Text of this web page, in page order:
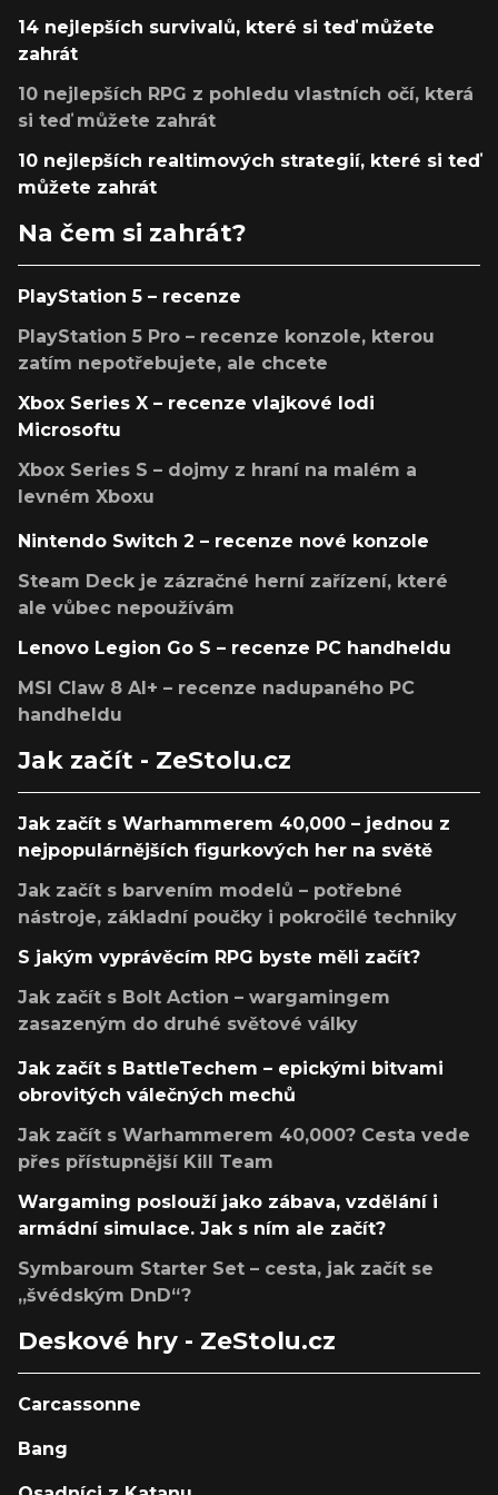
14 nejlepších survivalů, které si teď můžete
zahrát
10 nejlepších RPG z pohledu vlastních očí, která
si teď můžete zahrát
10 nejlepších realtimových strategií, které si teď
můžete zahrát
Na čem si zahrát?
PlayStation 5 – recenze
PlayStation 5 Pro – recenze konzole, kterou
zatím nepotřebujete, ale chcete
Xbox Series X – recenze vlajkové lodi
Microsoftu
Xbox Series S – dojmy z hraní na malém a
levném Xboxu
Nintendo Switch 2 – recenze nové konzole
Steam Deck je zázračné herní zařízení, které
ale vůbec nepoužívám
Lenovo Legion Go S – recenze PC handheldu
MSI Claw 8 AI+ – recenze nadupaného PC
handheldu
Jak začít - ZeStolu.cz
Jak začít s Warhammerem 40,000 – jednou z
nejpopulárnějších figurkových her na světě
Jak začít s barvením modelů – potřebné
nástroje, základní poučky i pokročilé techniky
S jakým vyprávěcím RPG byste měli začít?
Jak začít s Bolt Action – wargamingem
zasazeným do druhé světové války
Jak začít s BattleTechem – epickými bitvami
obrovitých válečných mechů
Jak začít s Warhammerem 40,000? Cesta vede
přes přístupnější Kill Team
Wargaming poslouží jako zábava, vzdělání i
armádní simulace. Jak s ním ale začít?
Symbaroum Starter Set – cesta, jak začít se
„švédským DnD“?
Deskové hry - ZeStolu.cz
Carcassonne
Bang